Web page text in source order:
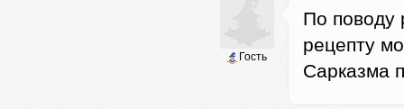
Гость
По поводу
рецепту
Сарказма